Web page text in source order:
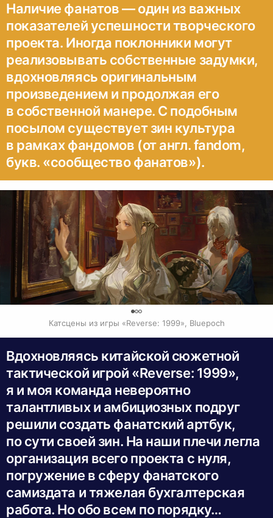
Наличие фанатов — один из важных
показателей успешности творческого
проекта. Иногда поклонники могут
реализовывать собственные задумки,
вдохновляясь оригинальным
произведением и продолжая его
в собственной манере. С подобным
посылом существует зин культура
в рамках фандомов (от англ. fandom,
букв. «сообщество фанатов»).
Катсцены из игры «Reverse: 1999», Bluepoch
Вдохновляясь китайской сюжетной
тактической игрой «Reverse: 1999»,
я и моя команда невероятно
талантливых и амбициозных подруг
решили создать фанатский артбук,
по сути своей зин. На наши плечи легла
организация всего проекта с нуля,
погружение в сферу фанатского
самиздата и тяжелая бухгалтерская
работа. Но обо всем по порядку…